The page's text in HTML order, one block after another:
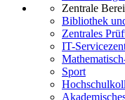
Zentrale
Bibliothek
Zentrales
IT-
Sport